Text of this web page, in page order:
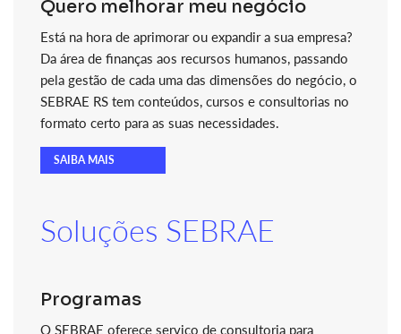
Quero melhorar meu negócio
Está na hora de aprimorar ou expandir a sua empresa?
Da área de finanças aos recursos humanos, passando
pela gestão de cada uma das dimensões do negócio, o
SEBRAE RS tem conteúdos, cursos e consultorias no
formato certo para as suas necessidades.
SAIBA MAIS
Soluções SEBRAE
Programas
O SEBRAE oferece serviço de consultoria para